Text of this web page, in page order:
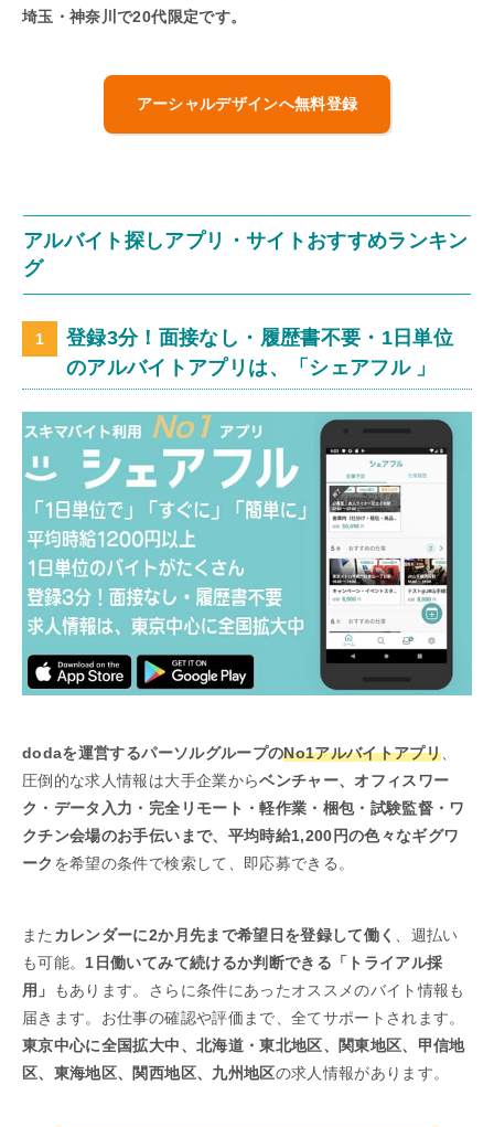
埼玉・神奈川で20代限定です。
アーシャルデザインへ無料登録
アルバイト探しアプリ・サイトおすすめランキン
グ
登録3分！面接なし・履歴書不要・1日単位
のアルバイトアプリは、「シェアフル 」
dodaを運営するパーソルグループのNo1アルバイトアプリ
圧倒的な求人情報は大手企業からベンチャー、オフィスワー
ク・データ入力・完全リモート・軽作業・梱包・試験監督・ワ
クチン会場のお手伝いまで、平均時給1,200円の色々なギグワ
ーク を希望の条件で検索して、即応募できる。
また カレンダーに2か月先まで希望日を登録して働く
、週払い
も可能。 1日働いてみて続けるか判断できる「トライアル採
用」
もあります。さらに条件にあったオススメのバイト情報も
届きます。お仕事の確認や評価まで、全てサポートされます。
東京中心に全国拡大中、北海道・東北地区、関東地区、甲信地
区、東海地区、関西地区、九州地区の求人情報があります。